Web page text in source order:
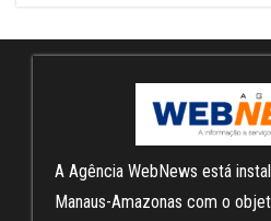
A Agência WebNews está
Manaus-Amazonas com o